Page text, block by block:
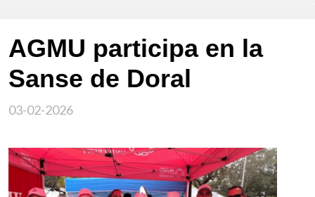
AGMU participa en la
Sanse de Doral
03-02-2026
Imagen